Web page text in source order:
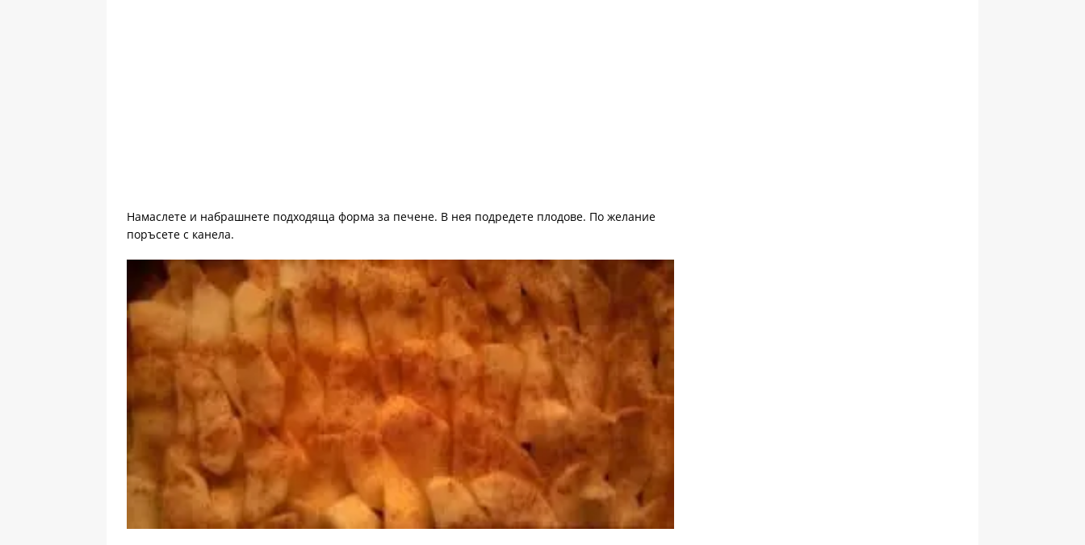
Намаслете и набрашнете подходяща форма за печене. В нея подредете плодове. По желание
поръсете с канела.